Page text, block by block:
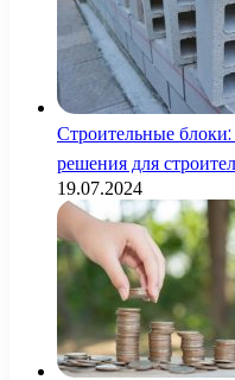
Строительные
решения для
19.07.2024